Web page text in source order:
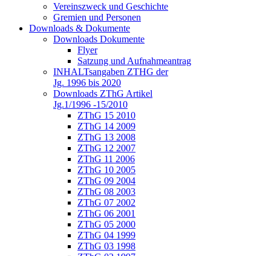
Vereinszweck und Geschichte
Gremien und Personen
Downloads & Dokumente
Downloads Dokumente
Flyer
Satzung und Aufnahmeantrag
INHALTsangaben ZTHG der
Jg. 1996 bis 2020
Downloads ZThG Artikel
Jg.1/1996 -15/2010
ZThG 15 2010
ZThG 14 2009
ZThG 13 2008
ZThG 12 2007
ZThG 11 2006
ZThG 10 2005
ZThG 09 2004
ZThG 08 2003
ZThG 07 2002
ZThG 06 2001
ZThG 05 2000
ZThG 04 1999
ZThG 03 1998